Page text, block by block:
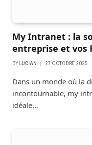
My Intranet : la
entreprise et vos
BY LUCIAN 27 OCTOBRE 2025
Dans un monde où la
incontournable, my
idéale…